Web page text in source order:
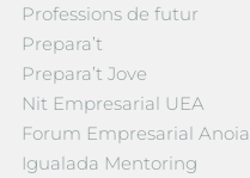
Professions de futur
Prepara’t
Prepara’t Jove
Nit Empresarial UEA
Forum Empresarial Anoia
Igualada Mentoring